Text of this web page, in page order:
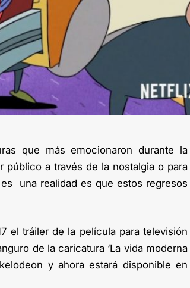
que más emocionaron durante la
público a través de la nostalgia o para
una realidad es que estos regresos
el tráiler de la película para televisión
de la caricatura ‘La vida moderna
y ahora estará disponible en